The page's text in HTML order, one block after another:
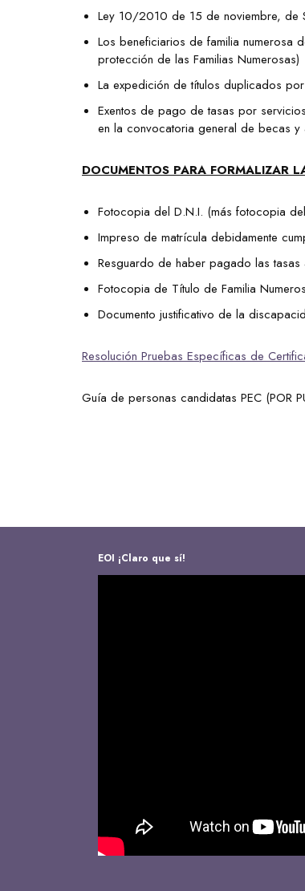
Ley 10/2010 de 15 de noviembre, de
Los beneficiarios de familia
protección de las Familias Numerosas)
La expedición de títulos duplicados
Exentos de pago de tasas por
en la convocatoria general de becas y
DOCUMENTOS PARA FORMALIZAR
Fotocopia del D.N.I. (más fotocopia
Impreso de matrícula debidamente
Resguardo de haber pagado las
Fotocopia de Título de Familia
Documento justificativo de la
Resolución Pruebas Específicas de
Guía de personas candidatas PEC (POR
EOI ¡Claro que sí!